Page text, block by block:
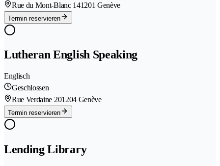
Rue du Mont-Blanc 141201 Genève
Termin reservieren
Lutheran English Speaking
Englisch
Geschlossen
Rue Verdaine 201204 Genève
Termin reservieren
Lending Library